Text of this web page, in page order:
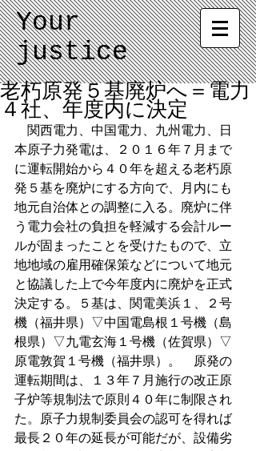
Your
justice
老朽原発５基廃炉へ＝電力
４社、年度内に決定
関西電力、中国電力、九州電力、日
本原子力発電は、２０１６年７月まで
に運転開始から４０年を超える老朽原
発５基を廃炉にする方向で、月内にも
地元自治体との調整に入る。廃炉に伴
う電力会社の負担を軽減する会計ルー
ルが固まったことを受けたもので、立
地地域の雇用確保策などについて地元
と協議した上で今年度内に廃炉を正式
決定する。５基は、関電美浜１、２号
機（福井県）▽中国電島根１号機（島
根県）▽九電玄海１号機（佐賀県）▽
原電敦賀１号機（福井県）。　原発の
運転期間は、１３年７月施行の改正原
子炉等規制法で原則４０年に制限され
た。原子力規制委員会の認可を得れば
最長２０年の延長が可能だが、設備劣